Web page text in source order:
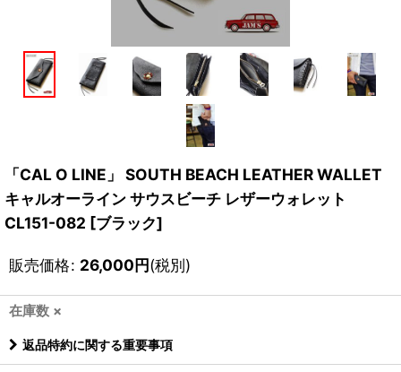
「CAL O LINE」 SOUTH BEACH LEATHER WALLET
キャルオーライン サウスビーチ レザーウォレット
CL151-082 [ブラック]
販売価格: 26,000円(税別)
在庫数 ×
返品特約に関する重要事項